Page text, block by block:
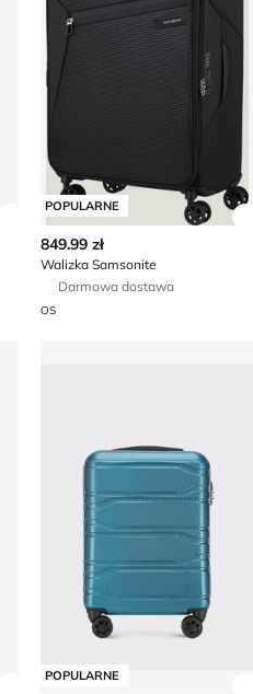
Zobacz szczegóły produktu
POPULARNE
849.99 zł
Walizka Samsonite
Darmowa dostawa
OS
POPULARNE